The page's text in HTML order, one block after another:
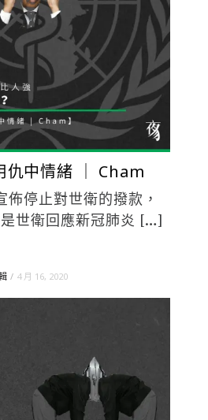
仇中情緒 ｜ Cham
佈停止對世衛的撥款，
世衛回應新冠肺炎 […]
4 月 16, 2020